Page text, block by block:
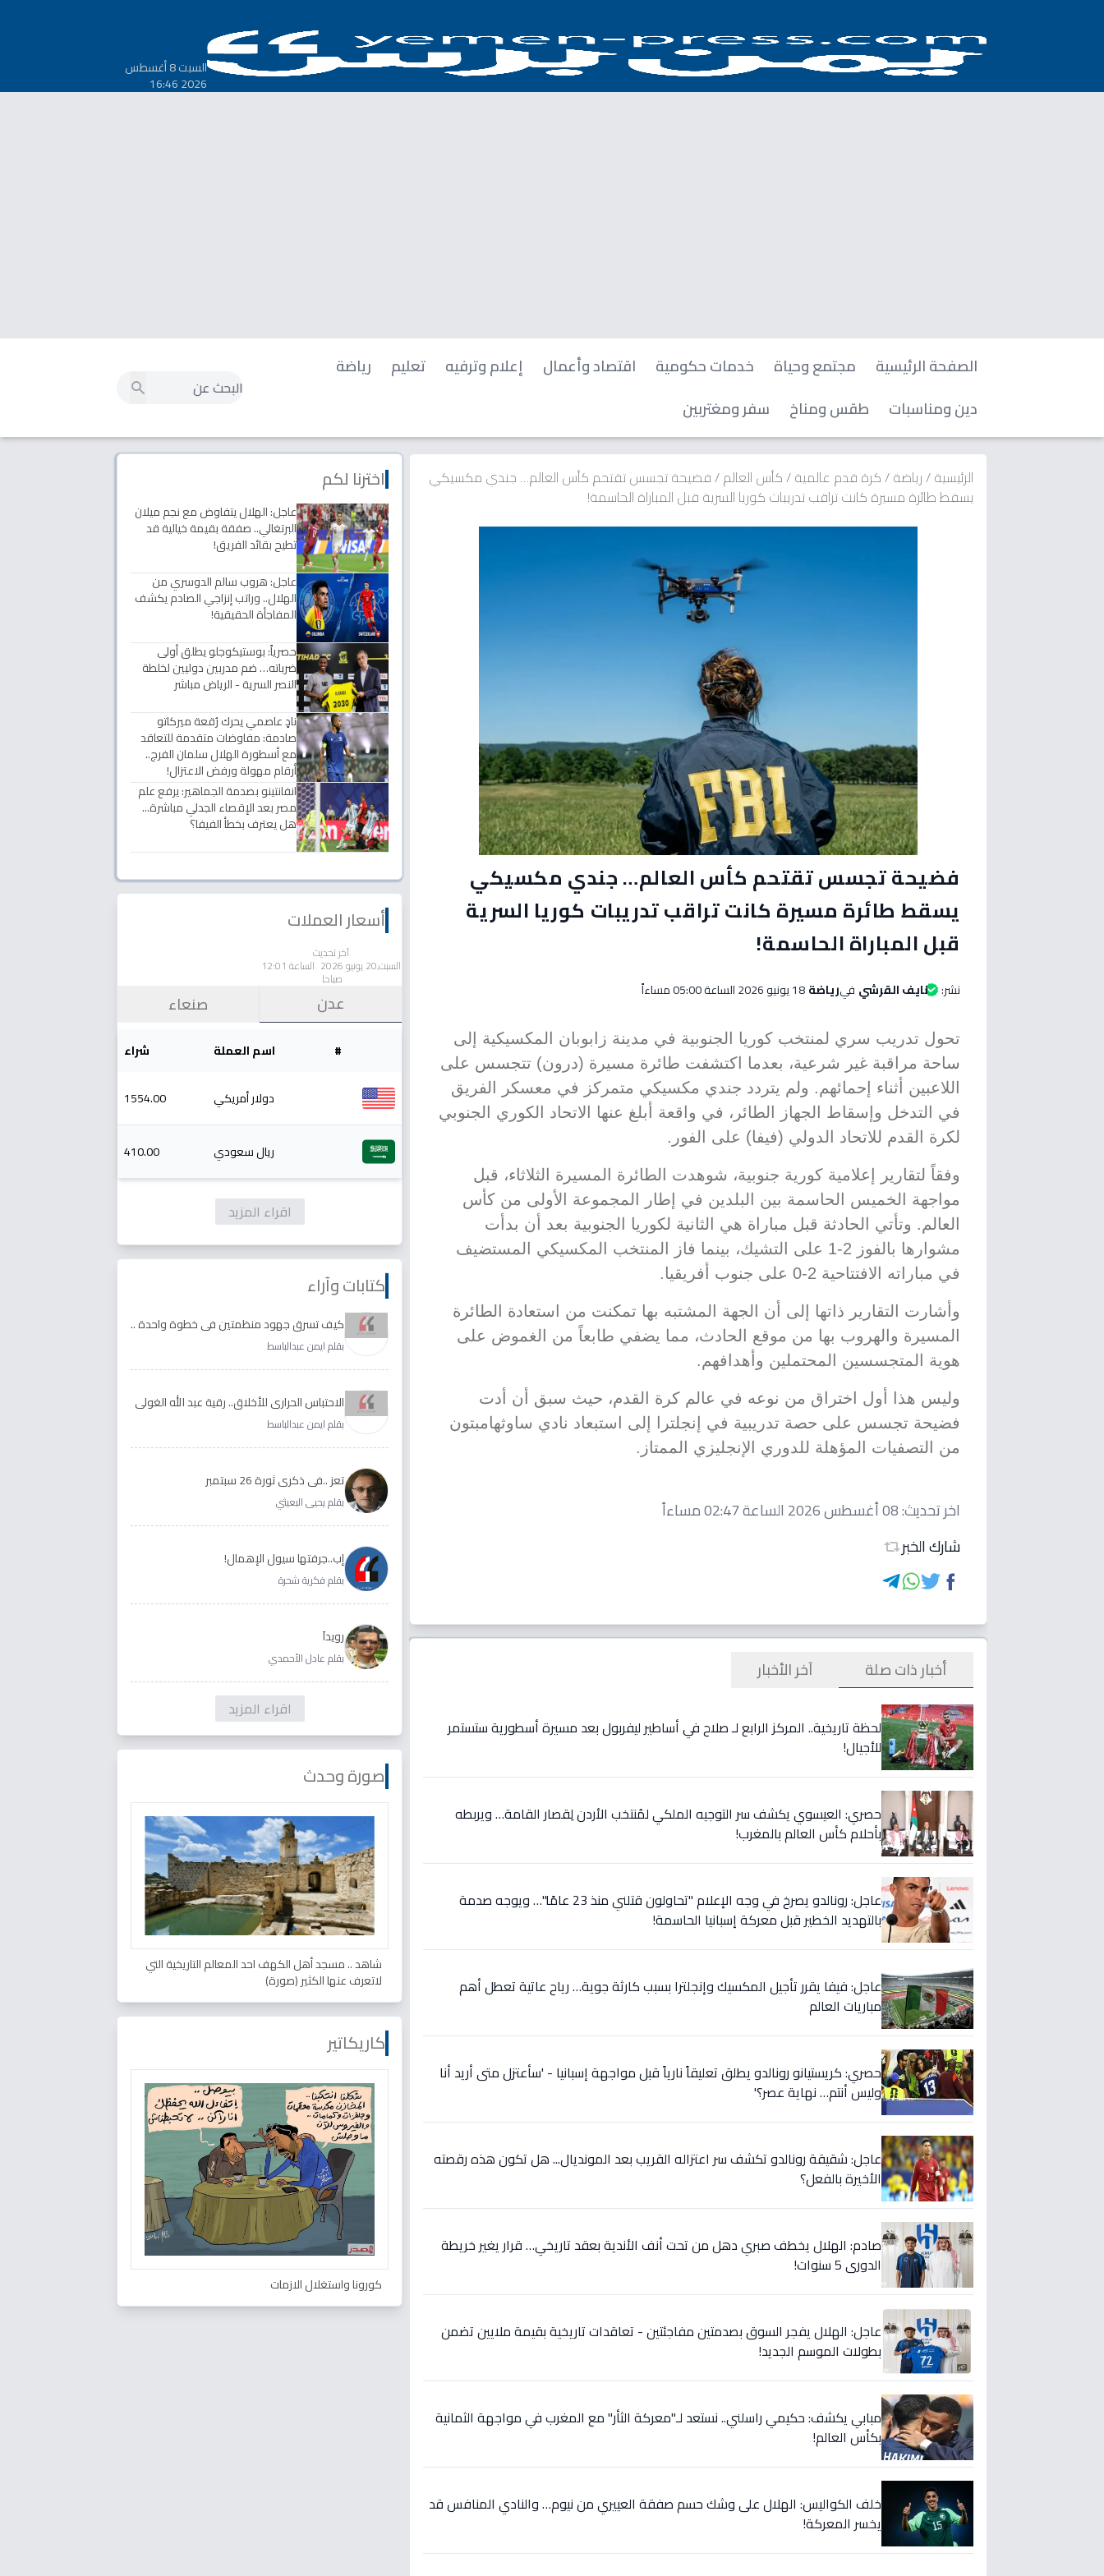
السبت 8 أغسطس
2026 16:46
الصفحة الرئيسية مجتمع وحياة خدمات حكومية اقتصاد وأعمال إعلام وترفيه تعليم
رياضة
دين ومناسبات
طقس ومناخ سفر ومغتربين
الرئيسية/رياضة/كرة قدم عالمية/كأس العالم/فضيحة تجسس تقتحم كأس العالم… جندي مكسيكي
يسقط طائرة مسيرة كانت تراقب تدريبات كوريا السرية قبل المباراة الحاسمة!
فضيحة تجسس تقتحم كأس العالم… جندي مكسيكي
يسقط طائرة مسيرة كانت تراقب تدريبات كوريا السرية
قبل المباراة الحاسمة!
نشر: نايف القرشي فيرياضة18 يونيو 2026 الساعة 05:00 مساءاً
تحول تدريب سري لمنتخب كوريا الجنوبية في مدينة زابوبان المكسيكية إلى
ساحة مراقبة غير شرعية، بعدما اكتشفت طائرة مسيرة (درون) تتجسس على
اللاعبين أثناء إحمائهم. ولم يتردد جندي مكسيكي متمركز في معسكر الفريق
في التدخل وإسقاط الجهاز الطائر، في واقعة أبلغ عنها الاتحاد الكوري الجنوبي
لكرة القدم للاتحاد الدولي (فيفا) على الفور.
وفقاً لتقارير إعلامية كورية جنوبية، شوهدت الطائرة المسيرة الثلاثاء، قبل
مواجهة الخميس الحاسمة بين البلدين في إطار المجموعة الأولى من كأس
العالم. وتأتي الحادثة قبل مباراة هي الثانية لكوريا الجنوبية بعد أن بدأت
مشوارها بالفوز 2-1 على التشيك، بينما فاز المنتخب المكسيكي المستضيف
في مباراته الافتتاحية 2-0 على جنوب أفريقيا.
وأشارت التقارير ذاتها إلى أن الجهة المشتبه بها تمكنت من استعادة الطائرة
المسيرة والهروب بها من موقع الحادث، مما يضفي طابعاً من الغموض على
هوية المتجسسين المحتملين وأهدافهم.
وليس هذا أول اختراق من نوعه في عالم كرة القدم، حيث سبق أن أدت
فضيحة تجسس على حصة تدريبية في إنجلترا إلى استبعاد نادي ساوثهامبتون
من التصفيات المؤهلة للدوري الإنجليزي الممتاز.
اخر تحديث:08 أغسطس 2026 الساعة 02:47 مساءاً
شارك الخبر
أخبار ذات صلة آخر الأخبار
لحظة تاريخية.. المركز الرابع لـ صلاح في أساطير ليفربول بعد مسيرة أسطورية ستستمر
للأجيال!
حصري: العيسوي يكشف سر التوجيه الملكي لمُنتخب الأردن لِقصار القامة… ويربطه
بأحلام كأس العالم بالمغرب!
عاجل: رونالدو يصرخ في وجه الإعلام "تحاولون قتلني منذ 23 عامًا"… ويوجه صدمة
بالتهديد الخطير قبل معركة إسبانيا الحاسمة!
عاجل: فيفا يقرر تأجيل المكسيك وإنجلترا بسبب كارثة جوية… رياح عاتية تعطل أهم
مباريات العالم
حصري: كريستيانو رونالدو يطلق تعليقاً نارياً قبل مواجهة إسبانيا - 'سأعتزل متى أريد أنا
وليس أنتم… نهاية عصر؟'
عاجل: شقيقة رونالدو تكشف سر اعتزاله القريب بعد المونديال... هل تكون هذه رقصته
الأخيرة بالفعل؟
صادم: الهلال يخطف صبري دهل من تحت أنف الأندية بعقد تاريخي… قرار يغير خريطة
الدوري 5 سنوات!
عاجل: الهلال يفجر السوق بصدمتين مفاجئتين - تعاقدات تاريخية بقيمة ملايين تضمن
بطولات الموسم الجديد!
مبابي يكشف: حكيمي راسلني.. نستعد لـ"معركة الثأر" مع المغرب في مواجهة الثمانية
بكأس العالم!
خلف الكواليس: الهلال على وشك حسم صفقة العييري من نيوم… والنادي المنافس قد
يخسر المعركة!
اخترنا لكم
عاجل: الهلال يتفاوض مع نجم ميلان
البرتغالي.. صفقة بقيمة خيالية قد
تطيح بقائد الفريق!
عاجل: هروب سالم الدوسري من
الهلال.. وراتب إنزاجي الصادم يكشف
المفاجأة الحقيقية!
حصرياً: بوستيكوجلو يطلق أولى
ضرباته… ضم مدربين دوليين لخلطة
النصر السرية - الرياض مباشر
نادٍ عاصمي يحرك رُقعة ميركاتو
صادمة: مفاوضات متقدمة للتعاقد
مع أسطورة الهلال سلمان الفرج..
أرقام مهولة ورفض الاعتزال!
انفانتينو بصدمة الجماهير: يرفع علم
مصر بعد الإقصاء الجدلي مباشرة...
هل يعترف بخطأ الفيفا؟
أسعار العملات
آخر تحديث
السبت,20 يونيو 2026 الساعة 12:01
صباحا
عدن صنعاء
# اسم العملة شراء
دولار أمريكي 1554.00
ريال سعودي 410.00
اقراء المزيد
كتابات وآراء
كيف تسرق جهود منظمتين في خطوة واحدة ..
الأجابة لدى رقية عبد الله الغولي وغدير طيره
بقلم ايمن عبدالباسط
الاحتباس الحراري للأخلاق.. رقية عبد الله الغولي
وغدير طيره نموذجا
بقلم ايمن عبدالباسط
تعز ..في ذكرى ثورة 26 سبتمبر
بقلم يحيى البعيثي
إب..جرفتها سيول الإهمال!
بقلم فكرية شحرة
رويداَ
بقلم عادل الأحمدي
اقراء المزيد
صورة وحدث
شاهد .. مسجد أهل الكهف احد المعالم التاريخية التي
لاتعرف عنها الكثير (صورة)
كاريكاتير
كورونا واستغلال الازمات